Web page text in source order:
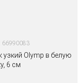
66990083
узкий Olymp в белую
6 см